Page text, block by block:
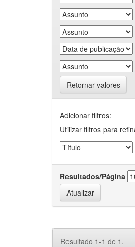
Retornar valores
Adicionar filtros:
Utilizar filtros para
Resultados/Página
Resultado 1-1 de 1.